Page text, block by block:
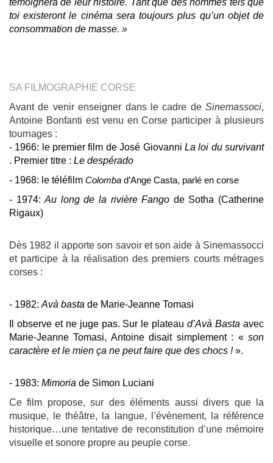
toi existeront le cinéma sera toujours plus qu’un objet de
consommation de masse. »
SA FILMOGRAPHIE CORSE
Avant de venir enseigner dans le cadre de Sinemassoci,
Antoine Bonfanti est venu en Corse participer à plusieurs
tournages :
- 1966: le premier film de José Giovanni La loi du survivant
. Premier titre : Le despérado
- 1968: le téléfilm Colomba d’Ange Casta, parlé en corse
- 1974:Au long de la rivière Fango de Sotha (Catherine
Rigaux)
Dès 1982 il apporte son savoir et son aide à Sinemassocci
et participe à la réalisation des premiers courts métrages
corses :
- 1982: Avà basta de Marie-Jeanne Tomasi
Il observe et ne juge pas. Sur le plateaud’Avà Basta avec
Marie-Jeanne Tomasi, Antoine disait simplement : « son
caractère et le mien ça ne peut faire que des chocs !».
- 1983: Mimoria de Simon Luciani
Ce film propose, sur des éléments aussi divers que la
musique, le théâtre, la langue, l’évènement, la référence
historique…une tentative de reconstitution d’une mémoire
visuelle et sonore propre au peuple corse.